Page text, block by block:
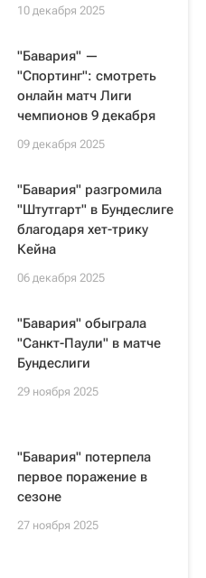
10 декабря 2025
"Бавария" —
"Спортинг": смотреть
онлайн матч Лиги
чемпионов 9 декабря
09 декабря 2025
"Бавария" разгромила
"Штутгарт" в Бундеслиге
благодаря хет-трику
Кейна
06 декабря 2025
"Бавария" обыграла
"Санкт-Паули" в матче
Бундеслиги
29 ноября 2025
"Бавария" потерпела
первое поражение в
сезоне
27 ноября 2025